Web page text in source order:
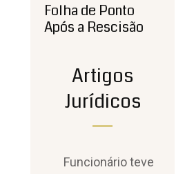
Folha de Ponto
Após a Rescisão
Artigos
Jurídicos
Funcionário teve